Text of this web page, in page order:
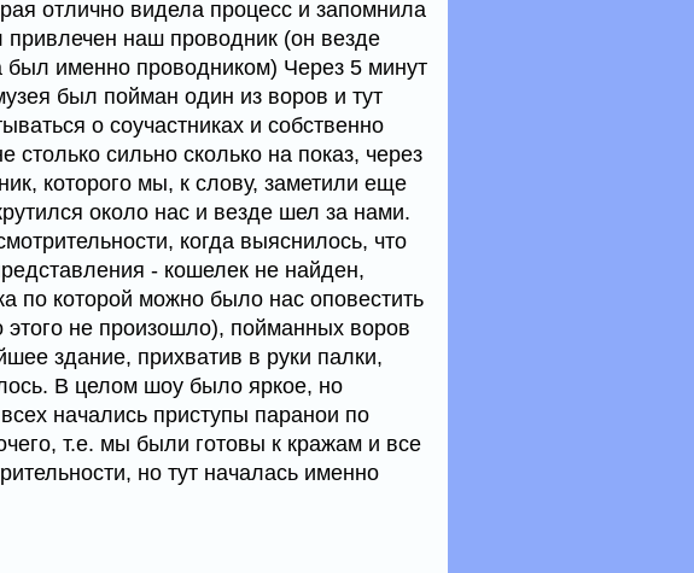
отлично видела процесс и запомнила
наш проводник (он везде
именно проводником) Через 5 минут
был пойман один из воров и тут
о соучастниках и собственно
столько сильно сколько на показ, через
которого мы, к слову, заметили еще
около нас и везде шел за нами.
когда выяснилось, что
- кошелек не найден,
по которой можно было нас оповестить
этого не произошло), пойманных воров
здание, прихватив в руки палки,
В целом шоу было яркое, но
начались приступы паранои по
т.е. мы были готовы к кражам и все
но тут началась именно